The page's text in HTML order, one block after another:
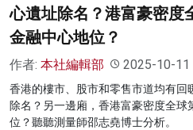
心遺址除名？港富豪密度
金融中心地位？
作者: 本社編輯部 2025-10-11
香港的樓市、股市和零售市道均有回
除名？另一邊廂，香港富豪密度全
位？聽聽測量師邵志堯博士分析。